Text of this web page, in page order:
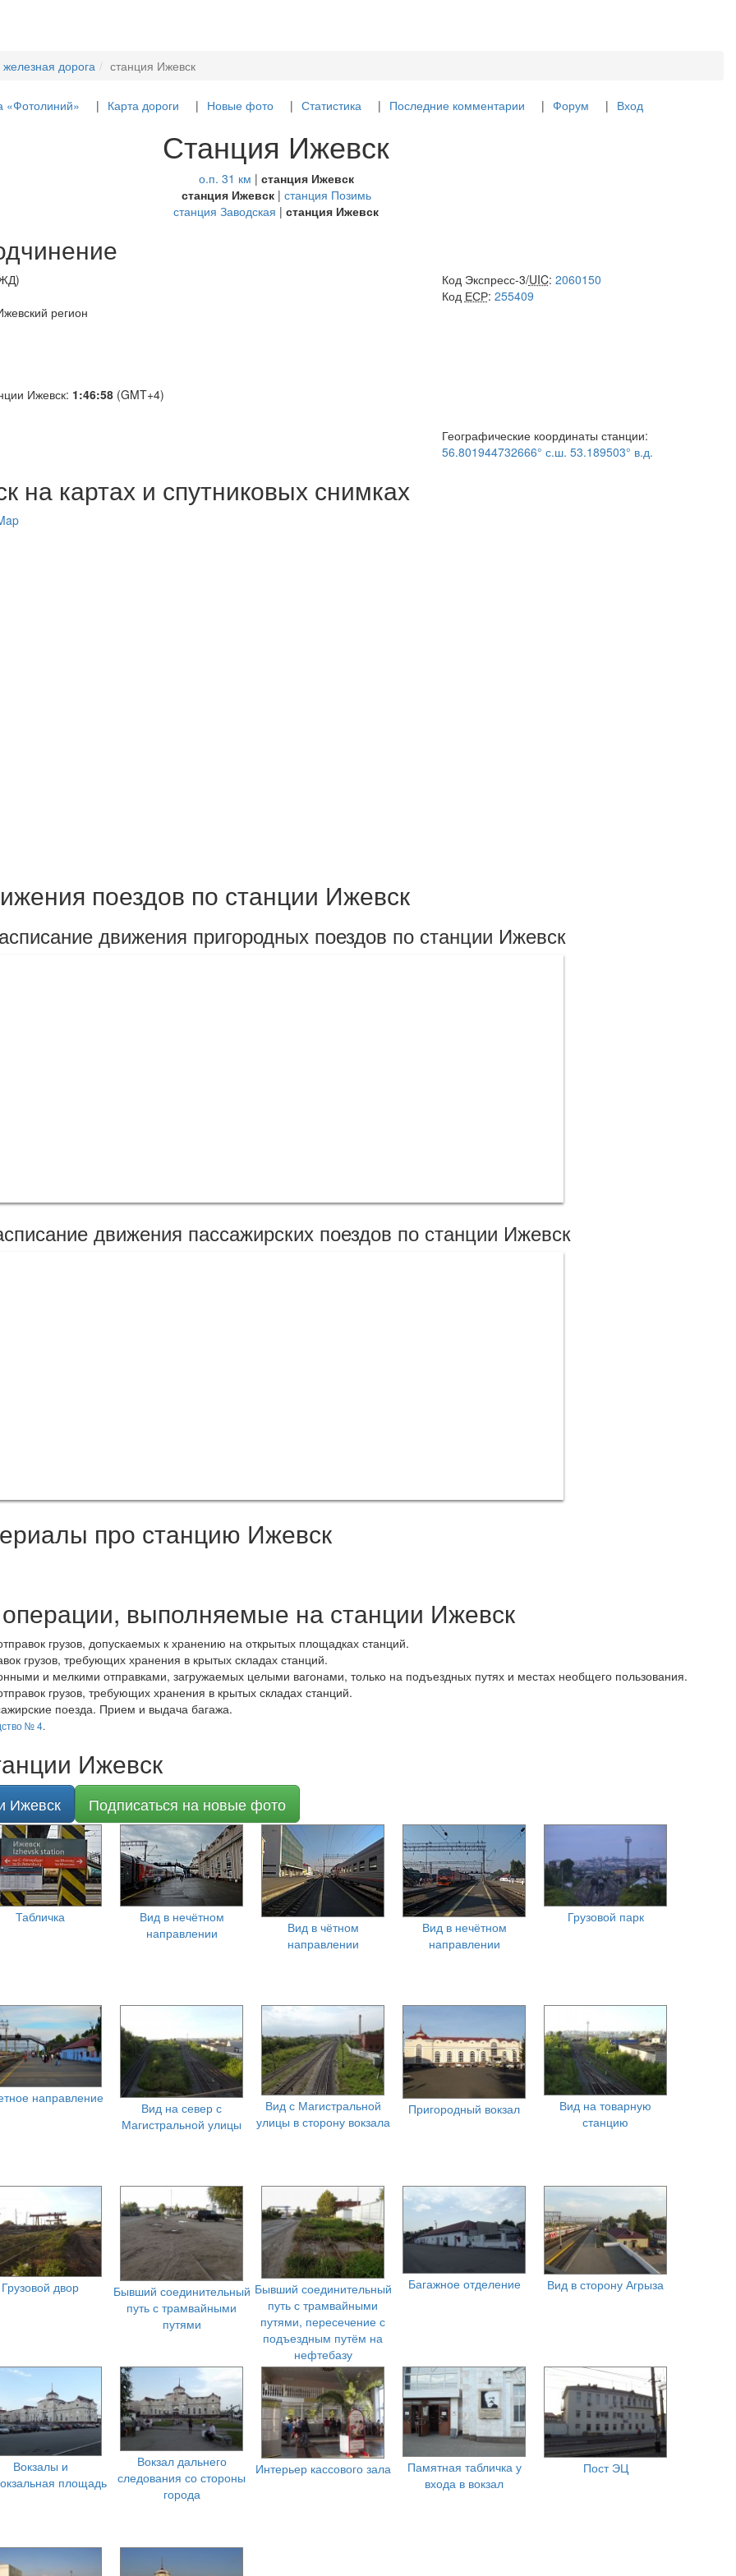
железная дорога станция Ижевск
«Фотолиний» Карта дороги Новые фото Статистика Последние комментарии Форум Вход
Станция Ижевск
о.п. 31 км | станция Ижевск
станция Ижевск| станция Позимь
станция Заводская | станция Ижевск
регион
Ижевск: 1:46:59 (GMT+4)
Код Экспресс-3/UIC: 2060150
Код ЕСР: 255409
Географические координаты станции:
56.801944732666° с.ш. 53.189503° в.д.
на картах и спутниковых снимках
поездов по станции Ижевск
движения пригородных поездов по станции Ижевск
движения пассажирских поездов по станции Ижевск
про станцию Ижевск
выполняемые на станции Ижевск
грузов, допускаемых к хранению на открытых площадках станций.
грузов, требующих хранения в крытых складах станций.
и мелкими отправками, загружаемых целыми вагонами, только на подъездных путях и местах необщего пользования.
грузов, требующих хранения в крытых складах станций.
поезда. Прием и выдача багажа.
№ 4.
Ижевск
Ижевск Подписаться на новые фото
Табличка
Вид в нечётном
направлении
Вид в чётном
направлении
Вид в нечётном
направлении
Грузовой парк
направление
Вид на север с
Магистральной улицы
Вид с Магистральной
улицы в сторону вокзала
Пригородный вокзал
Вид на товарную
станцию
Грузовой двор
Бывший соединительный
путь с трамвайными
путями
Бывший соединительный
путь с трамвайными
путями, пересечение с
подъездным путём на
нефтебазу
Багажное отделение Вид в сторону Агрыза
Вокзалы и
площадь
Вокзал дальнего
следования со стороны
города
Интерьер кассового зала
Памятная табличка у
входа в вокзал
Пост ЭЦ